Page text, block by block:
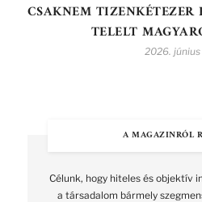
CSAKNEM TIZENKÉTEZER
TELELT
2026. június
A MAGAZINRÓL
Célunk, hogy hiteles és objektív
a társadalom bármely